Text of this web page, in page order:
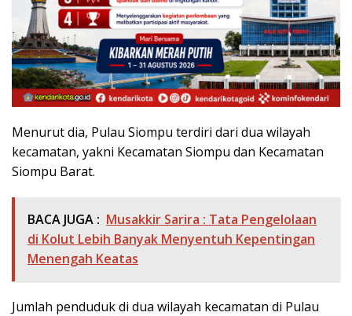
Menurut dia, Pulau Siompu terdiri dari dua wilayah
kecamatan, yakni Kecamatan Siompu dan Kecamatan
Siompu Barat.
BACA JUGA : Musakkir Sarira : Tata Pengelolaan
di Kolut Lebih Banyak Menyentuh Kepentingan
Menengah Keatas
Jumlah penduduk di dua wilayah kecamatan di Pulau